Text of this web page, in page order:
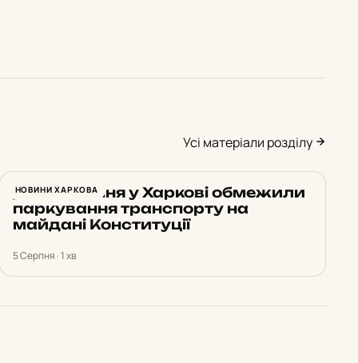
Усі матеріали розділу
НОВИНИ ХАРКОВА
До 10 серпня у Харкові обмежили
паркування транспорту на
майдані Конституції
5 Серпня · 1 хв